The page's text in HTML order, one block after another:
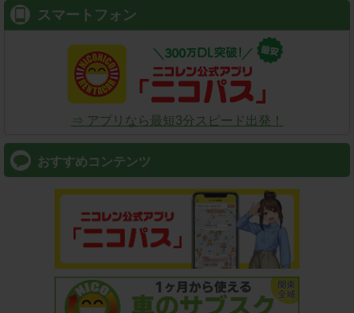
スマートフォン
⇒ アプリなら最短3分スピード出発！
おすすめコンテンツ